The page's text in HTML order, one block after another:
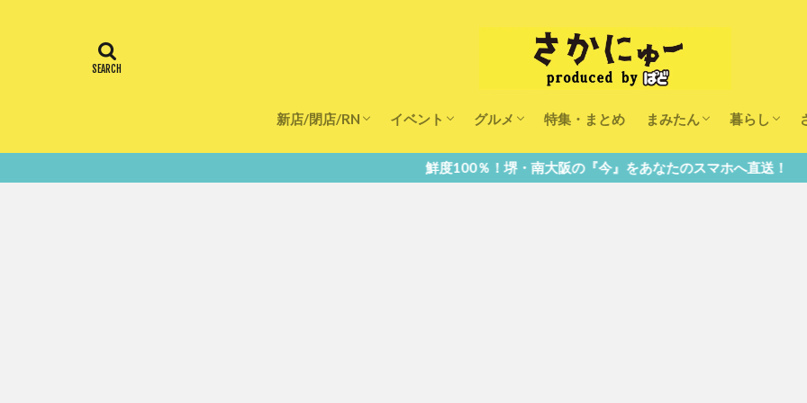
新店/閉店/RN イベント
キッズ
グルメ
ランチ
カフェ
特集・まとめ まみたん
まみたんイベント・おで
習い事・キャンペーン
幼稚園・こども園・保育
暮らし
医療
美容・健康
大人の習い
キッズ
子供の教育
子供の習い
おしごと
鮮度100％！堺・南大阪の『今』をあなたのスマホへ直送！